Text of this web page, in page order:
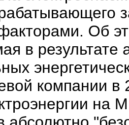
Об
в результате
компании